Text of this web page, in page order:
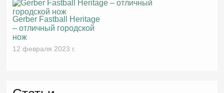
Gerber Fastball Heritage
– отличный городской
нож
12 февраля 2023 г.